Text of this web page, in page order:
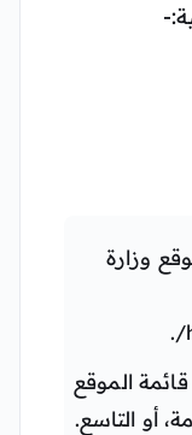
وزارة
الموقع
أو التاسع.